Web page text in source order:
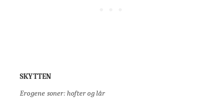
SKYTTEN
Erogene soner: hofter og lår